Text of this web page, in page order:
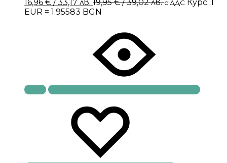
16,96 € / 33,17 лв. 19,95€/ 39,02 лв.с ДДС Курс: 1
EUR = 1.95583 BGN
Купи